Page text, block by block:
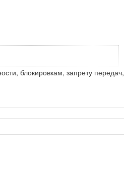
блокировкам, запрету передач,